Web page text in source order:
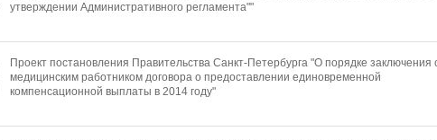
утверждении Административного регламента""
Проект постановления Правительства Санкт-Петербурга "О порядке заключения
медицинским работником договора о предоставлении единовременной
компенсационной выплаты в 2014 году"